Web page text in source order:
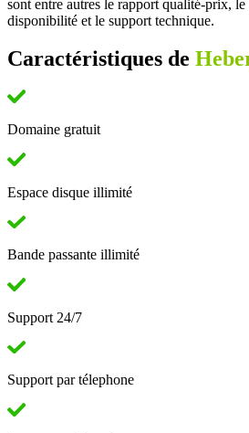
sont entre autres le rapport qualité-prix,
disponibilité et le support technique.
Caractéristiques de
Domaine gratuit
Espace disque illimité
Bande passante illimité
Support 24/7
Support par télephone